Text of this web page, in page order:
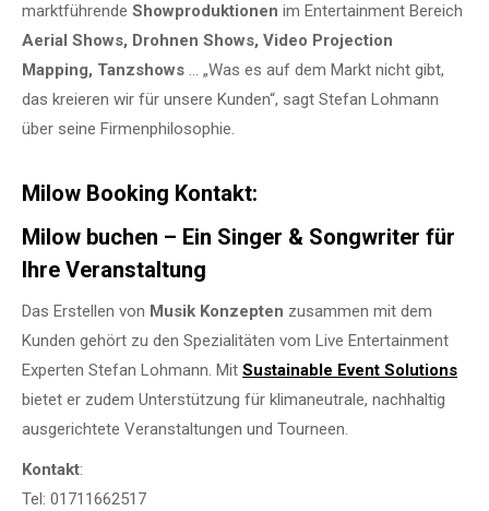
marktführende Showproduktionen im Entertainment Bereich
Aerial Shows, Drohnen Shows, Video Projection
Mapping, Tanzshows … „Was es auf dem Markt nicht gibt,
das kreieren wir für unsere Kunden“, sagt Stefan Lohmann
über seine Firmenphilosophie.
Milow Booking Kontakt:
Milow buchen – Ein Singer & Songwriter für
Ihre Veranstaltung
Das Erstellen von Musik Konzepten zusammen mit dem
Kunden gehört zu den Spezialitäten vom Live Entertainment
Experten Stefan Lohmann. Mit Sustainable Event Solutions
bietet er zudem Unterstützung für klimaneutrale, nachhaltig
ausgerichtete Veranstaltungen und Tourneen.
Kontakt:
Tel: 01711662517